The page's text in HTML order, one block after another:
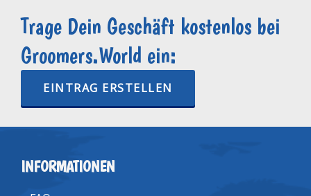
Trage Dein Geschäft kostenlos bei
Groomers.World ein:
EINTRAG ERSTELLEN
INFORMATIONEN